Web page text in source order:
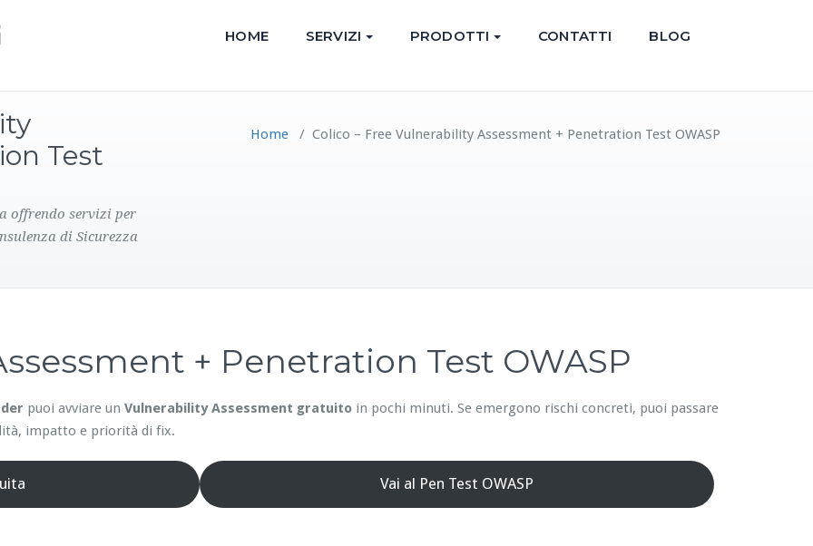
HOME SERVIZI PRODOTTI CONTATTI BLOG
Test
offrendo servizi per
di Sicurezza
Home / Colico – Free Vulnerability Assessment + Penetration Test OWASP
+ Penetration Test OWASP
puoi avviare un Vulnerability Assessment gratuito in pochi minuti. Se emergono rischi concreti, puoi passare
impatto e priorità di fix.
Vai al Pen Test OWASP